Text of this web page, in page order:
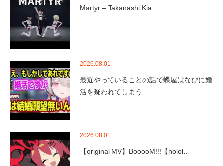
Martyr – Takanashi Kia…
2026.08.01
最近やっていることの話で蝶屋はなびに婚
活を疑われてしまう…
2026.08.01
【original MV】BooooM!!!【holol…